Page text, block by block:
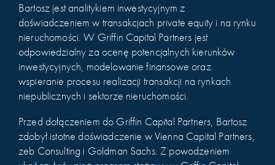
Bartosz jest analitykiem inwestycyjnym z
doświadczeniem w transakcjach private equity i na rynku
nieruchomości. W Griffin Capital Partners jest
odpowiedzialny za ocenę potencjalnych kierunków
inwestycyjnych, modelowanie finansowe oraz
wspieranie procesu realizacji transakcji na rynkach
niepublicznych i sektorze nieruchomości.
Przed dołączeniem do Griffin Capital Partners, Bartosz
zdobył istotne doświadczenie w Vienna Capital Partners,
zeb Consulting i Goldman Sachs. Z powodzeniem